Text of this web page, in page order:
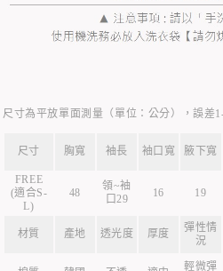
尺寸為平放單面測量（單位：公分），誤差
尺寸 胸寬 袖長 袖口寬 腋下寬
FREE
(適合S-
L)
48
領~袖
口29
16 19
材質 產地 透光度 厚度
彈性情
況
輕微彈